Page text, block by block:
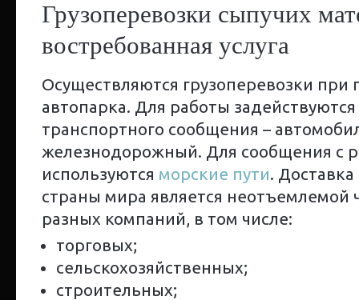
Грузоперевозки сыпучих
востребованная услуга
Осуществляются грузоперевозки при
автопарка. Для работы
транспортного сообщения –
железнодорожный. Для сообщения с
используются морские пути.
страны мира является неотъемлемой
разных компаний, в том числе:
торговых;
сельскохозяйственных;
строительных;